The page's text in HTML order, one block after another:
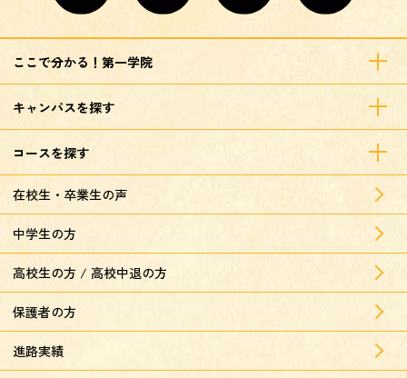
ここで分かる！第一学院
キャンパスを探す
コースを探す
在校生・卒業生の声
中学生の方
高校生の方 / 高校中退の方
保護者の方
進路実績